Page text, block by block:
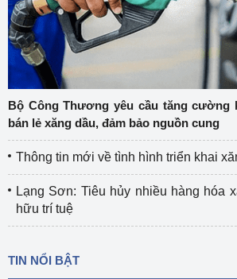
Bộ Công Thương yêu cầu tăng cường
bán lẻ xăng dầu, đảm bảo nguồn cung
Thông tin mới về tình hình triển khai
Lạng Sơn: Tiêu hủy nhiều hàng hóa
hữu trí tuệ
TIN NỔI BẬT